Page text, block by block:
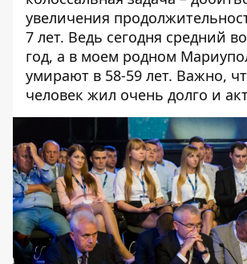
увеличения
7 лет. Ведь сегодня средний
год, а в моем родном
умирают в 58-59 лет. Важно,
человек жил очень долго и